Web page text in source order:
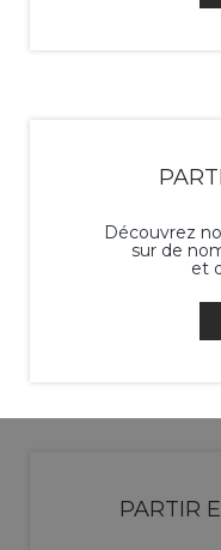
Découvrez
sur de
et
PARTIR